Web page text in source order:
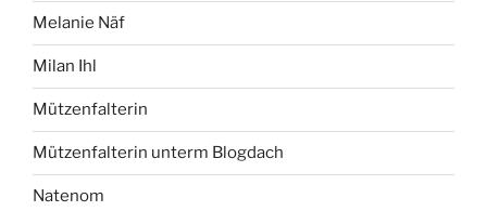
Melanie Näf
Milan Ihl
Mützenfalterin
Mützenfalterin unterm Blogdach
Natenom